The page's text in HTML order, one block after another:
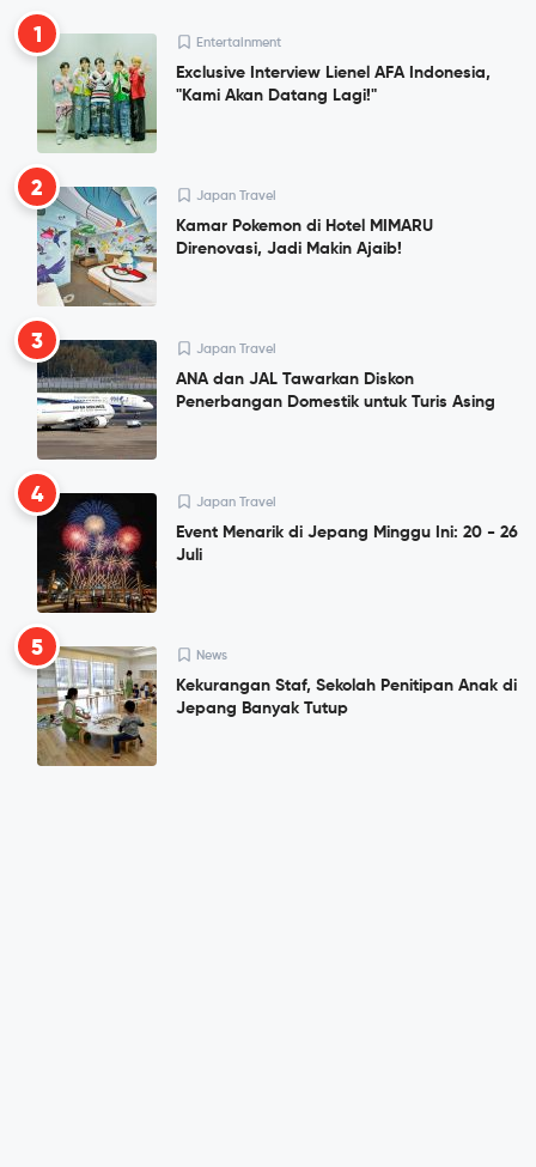
1 Entertainment
Exclusive Interview Lienel AFA Indonesia,
"Kami Akan Datang Lagi!"
2 Japan Travel
Kamar Pokemon di Hotel MIMARU
Direnovasi, Jadi Makin Ajaib!
3 Japan Travel
ANA dan JAL Tawarkan Diskon
Penerbangan Domestik untuk Turis Asing
4 Japan Travel
Event Menarik di Jepang Minggu Ini: 20 - 26
Juli
5 News
Kekurangan Staf, Sekolah Penitipan Anak di
Jepang Banyak Tutup